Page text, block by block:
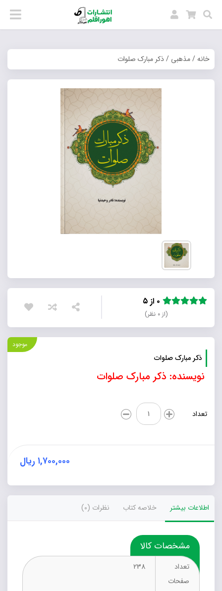
خانه/مذهبی / ذکر مبارک صلوات
(از ۰ نظر)
موجود
ذکر مبارک صلوات
نویسنده: ذکر مبارک صلوات
تعداد
ذکر
مبارک
صلوات
۱,۷۰۰,۰۰۰ ریال
اطلاعات بیشتر خلاصه کتاب نظرات (0)
مشخصات کالا
تعداد
صفحات
238